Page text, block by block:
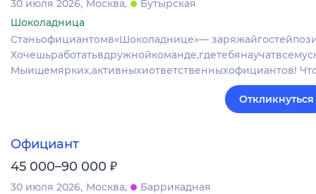
30 июля 2026 Москва
Бутырская
Шоколадница
Станьофициантомв«Шоколаднице»—
Мыищемярких,активныхиответственныхофициантов!
Откликнуться
Официант
45 000–90 000 ₽
30 июля 2026 Москва
Баррикадная